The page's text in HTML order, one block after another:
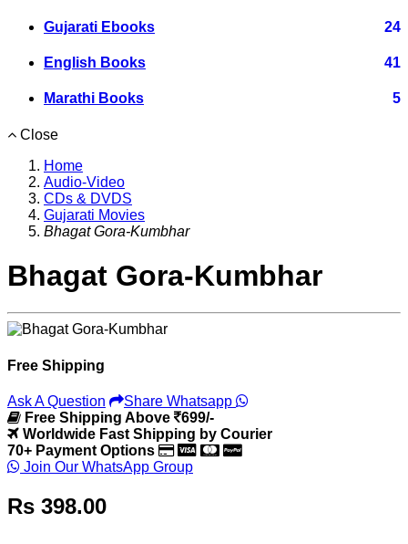
Gujarati Ebooks 24
English Books 41
Marathi Books 5
Close
Home
Audio-Video
CDs & DVDS
Gujarati Movies
Bhagat Gora-Kumbhar
Bhagat Gora-Kumbhar
Free Shipping
Ask A Question
Share Whatsapp
Free Shipping Above
699/-
Worldwide Fast Shipping by Courier
70+ Payment Options
Join Our WhatsApp Group
Rs 398.00